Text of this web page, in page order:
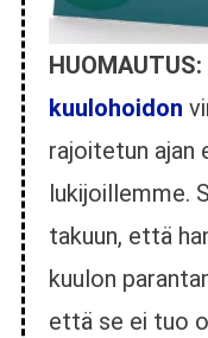
HUOMAUTUS:
kuulohoidon
rajoitetun ajan
lukijoillemme.
takuun, että
kuulon
että se ei tuo